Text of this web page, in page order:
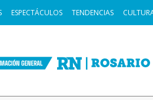
ESPECTÁCULOS TENDENCIAS